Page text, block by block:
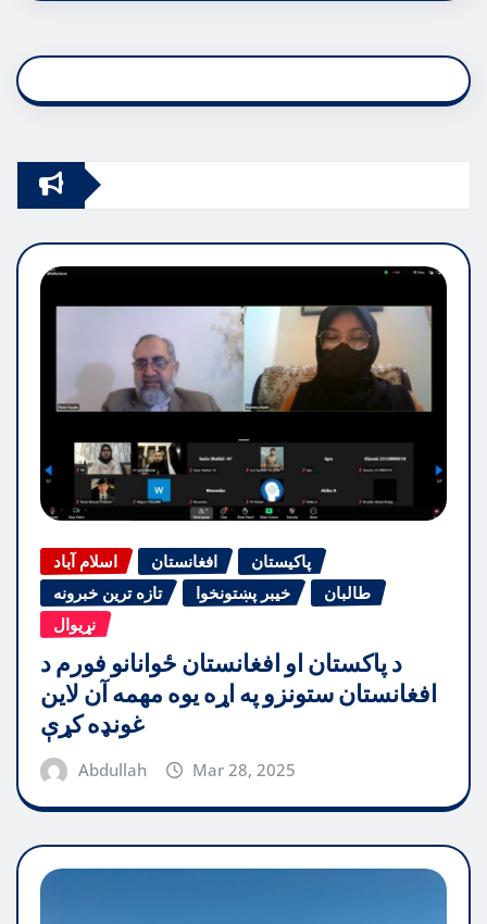
اسلام آباد افغانستان
پاکیستان
تازه ترین خبرونه
خیبر پښتونخوا
طالبان
نړیوال
د پاکستان او افغانستان ځوانانو فورم د
افغانستان ستونزو په اړه یوه مهمه آن لاین
غونډه کړې
Abdullah Mar 28, 2025